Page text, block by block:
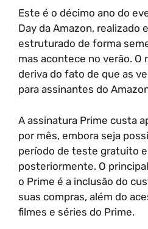
Este é o décimo ano do
Day da Amazon, realizado
estruturado de forma
mas acontece no verão. O
deriva do fato de que as
para assinantes do
A assinatura Prime custa
por mês, embora seja
período de teste gratuito
posteriormente. O
o Prime é a inclusão do
suas compras, além do
filmes e séries do Prime.